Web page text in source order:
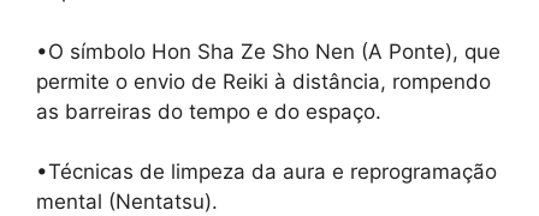
•O símbolo Hon Sha Ze Sho Nen (A Ponte), que
permite o envio de Reiki à distância, rompendo
as barreiras do tempo e do espaço.
•Técnicas de limpeza da aura e reprogramação
mental (Nentatsu).